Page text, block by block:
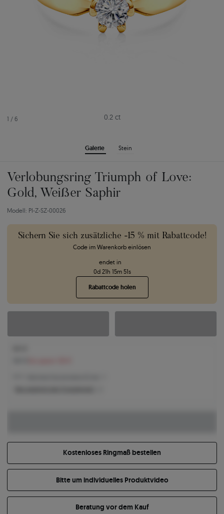
1 / 6
Galerie Stein
0.2 ct
Verlobungsring Triumph of Love:
Gold, Weißer Saphir
Modell: PI-Z-SZ-00026
Sichern Sie sich zusätzliche -15 % mit Rabattcode!
Code im Warenkorb einlösen
endet in
0d 21h 15m 50s
Rabattcode holen
Kostenloses Ringmaß bestellen
Bitte um individuelles Produktvideo
Beratung vor dem Kauf